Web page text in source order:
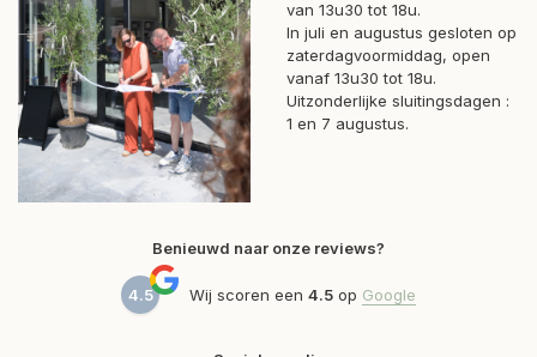
van 13u30 tot 18u.
In juli en augustus gesloten op
zaterdagvoormiddag, open
vanaf 13u30 tot 18u.
Uitzonderlijke sluitingsdagen :
1 en 7 augustus.
Benieuwd naar onze reviews?
4.5 Wij scoren een 4.5 op Google